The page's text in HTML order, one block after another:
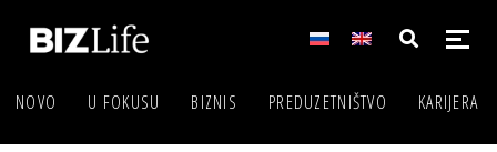
NOVO U FOKUSU BIZNIS PREDUZETNIŠTVO KARIJERA